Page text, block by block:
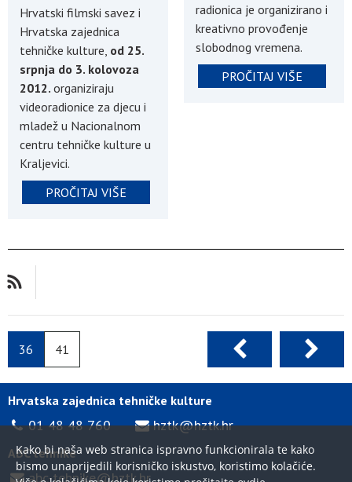
Hrvatski filmski savez i
Hrvatska zajednica
tehničke kulture, od 25.
srpnja do 3. kolovoza
2012. organiziraju
videoradionice za djecu i
mladež u Nacionalnom
centru tehničke kulture u
Kraljevici.
PROČITAJ VIŠE
radionica je organizirano i
kreativno provođenje
slobodnog vremena.
PROČITAJ VIŠE
36 41
Hrvatska zajednica tehničke kulture
01 48 48 760 hztk@hztk.hr
ABC tehnike
abc-tehnike@hztk.hr
Kako bi naša web stranica ispravno funkcionirala te kako
bismo unaprijedili korisničko iskustvo, koristimo kolačiće.